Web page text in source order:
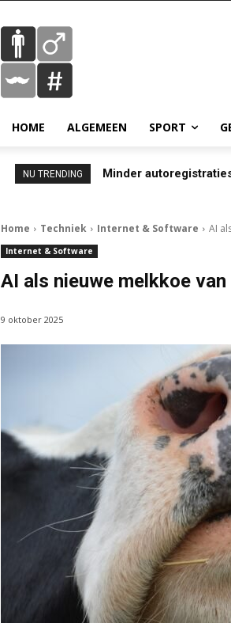
HOME ALGEMEEN SPORT
NU TRENDING Minder
Home Techniek Internet & Software AI
Internet & Software
AI als nieuwe melkkoe
9 oktober 2025